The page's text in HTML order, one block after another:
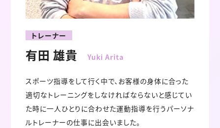
トレーナー
有田 雄貴 Yuki Arita
スポーツ指導をして行く中で、お客様の身体に合った
適切なトレーニングをしなければならないと感じてい
た時に一人ひとりに合わせた運動指導を行うパーソナ
ルトレーナーの仕事に出会いました。